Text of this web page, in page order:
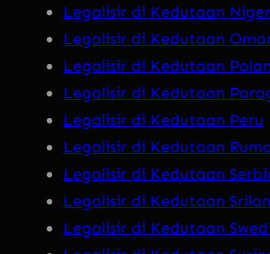
Legalisir di Kedutaan
Legalisir di Kedutaan
Legalisir di Kedutaan
Legalisir di Kedutaan
Legalisir di Kedutaan Peru
Legalisir di Kedutaan
Legalisir di Kedutaan
Legalisir di Kedutaan
Legalisir di Kedutaan